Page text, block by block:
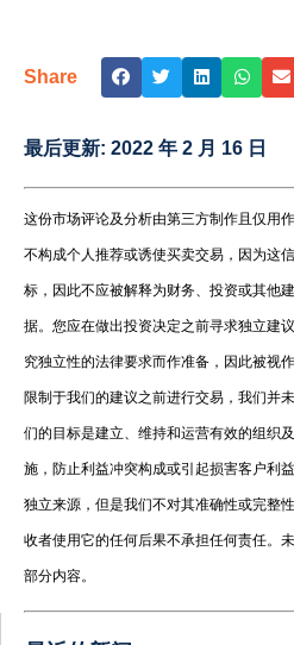
Share
最后更新: 2022 年 2 月 16 日
这份市场评论及分析由第三方制作且仅用
不构成个人推荐或诱使买卖交易，因为这
标，因此不应被解释为财务、投资或其他
据。您应在做出投资决定之前寻求独立建
究独立性的法律要求而作准备，因此被视
限制于我们的建议之前进行交易，我们并
们的目标是建立、维持和运营有效的组织
施，防止利益冲突构成或引起损害客户利
独立来源，但是我们不对其准确性或完整
收者使用它的任何后果不承担任何责任。
部分内容。